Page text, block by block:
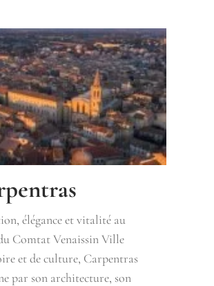
élégance et vitalité au
Comtat Venaissin Ville
et de culture, Carpentras
par son architecture, son